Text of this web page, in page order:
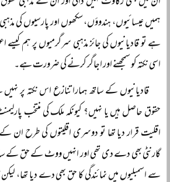
ہمیں عیسائیوں، ہندوؤں، سکھوں اور پارسیوں کی
ہے تو قادیانیوں کی جائز مذہبی سرگرمیوں پر ہم
اسی نکتہ کو سمجھنے اور اجاگر کرنے کی ضرورت ہے۔
قادیانیوں کے ساتھ ہمارا تنازع اس نکتہ پر
حقوق حاصل ہیں یا نہیں؟ کیونکہ ملک کی منتخب
اقلیت قرار دیا تھا تو دوسری اقلیتوں کی طرح ان
گارنٹی بھی دے دی تھی اور انہیں ووٹ کے حق کے
سے اسمبلیوں میں نمائندگی کا حق بھی دے دیا تھا،